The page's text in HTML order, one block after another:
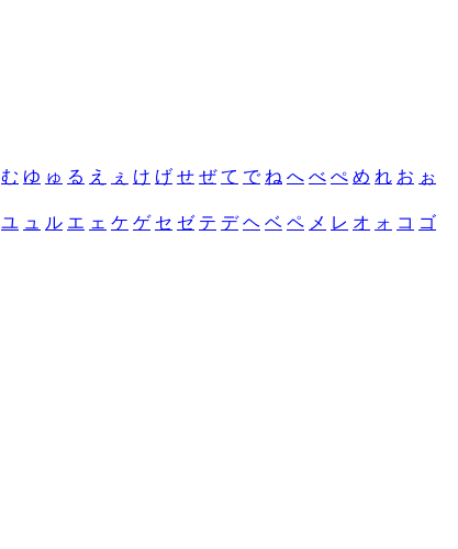
む ゆ ゅ る え ぇ け げ せ ぜ て で ね へ べ ぺ め れ お ぉ
ユ ュ ル エ ェ ケ ゲ セ ゼ テ デ ヘ ベ ペ メ レ オ ォ コ ゴ